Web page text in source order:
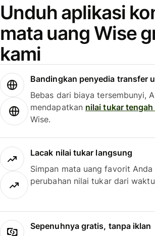
Unduh aplikasi
mata uang Wise
kami
Bandingkan penyedia transfer
Bebas dari biaya tersembunyi,
mendapatkan nilai tukar tengah
Wise.
Lacak nilai tukar langsung
Simpan mata uang favorit
perubahan nilai tukar dari
Sepenuhnya gratis, tanpa iklan